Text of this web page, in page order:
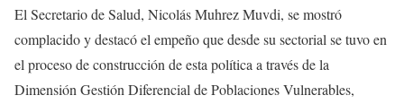
El Secretario de Salud, Nicolás Muhrez Muvdi, se mostró
complacido y destacó el empeño que desde su sectorial se tuvo en
el proceso de construcción de esta política a través de la
Dimensión Gestión Diferencial de Poblaciones Vulnerables,